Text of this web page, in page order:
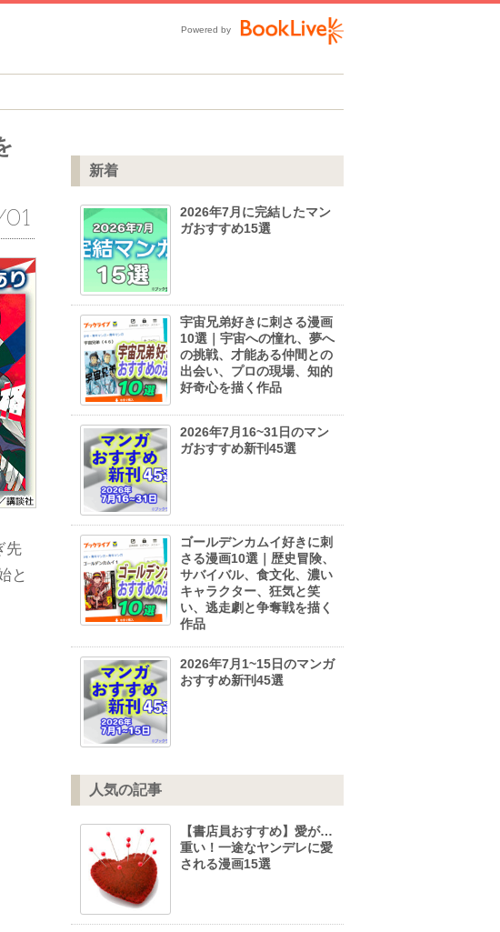
Powered by
先
と
新着
2026年7月に完結したマン
ガおすすめ15選
宇宙兄弟好きに刺さる漫画
10選｜宇宙への憧れ、夢へ
の挑戦、才能ある仲間との
出会い、プロの現場、知的
好奇心を描く作品
2026年7月16~31日のマン
ガおすすめ新刊45選
ゴールデンカムイ好きに刺
さる漫画10選｜歴史冒険、
サバイバル、食文化、濃い
キャラクター、狂気と笑
い、逃走劇と争奪戦を描く
作品
2026年7月1~15日のマンガ
おすすめ新刊45選
人気の記事
【書店員おすすめ】愛が…
重い！一途なヤンデレに愛
される漫画15選